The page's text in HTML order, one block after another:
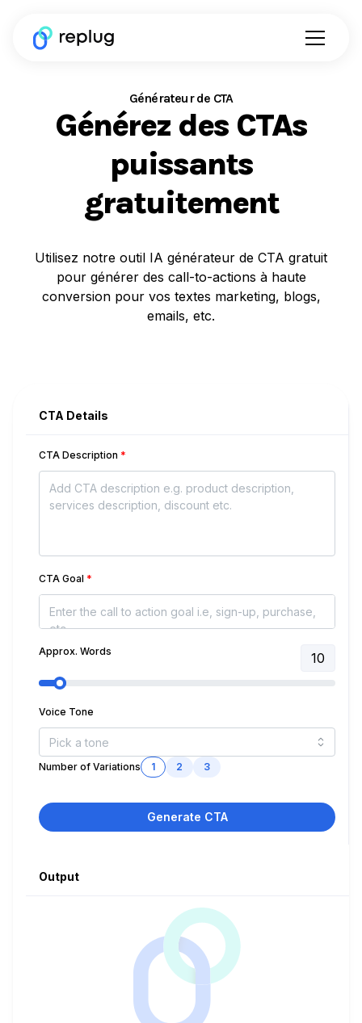
Générateur de CTA
Générez des CTAs
puissants
gratuitement
Utilisez notre outil IA générateur de CTA gratuit
pour générer des call-to-actions à haute
conversion pour vos textes marketing, blogs,
emails, etc.
CTA Details
CTA Description *
CTA Goal *
Approx. Words 10
Voice Tone
Number of Variations 1 2 3
Generate CTA
Output